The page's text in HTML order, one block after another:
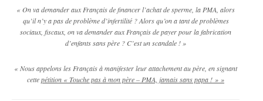
« On va demander aux Français de financer l’achat de sperme, la PMA, alors
qu’il n’y a pas de problème d’infertilité ? Alors qu’on a tant de problèmes
sociaux, fiscaux, on va demander aux Français de payer pour la fabrication
d’enfants sans père ? C’est un scandale ! »
« Nous appelons les Français à manifester leur attachement au père, en signant
cettepétition « Touche pas à mon père – PMA, jamais sans papa ! » »